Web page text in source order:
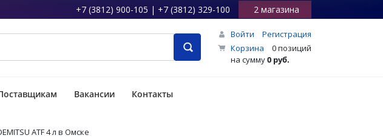
+7 (3812) 900-105 | +7 (3812) 329-100 2 магазина
Войти
Регистрация
Корзина
0 позиций
на сумму0 руб.
Вакансии Контакты
ATF 4 л в Омске